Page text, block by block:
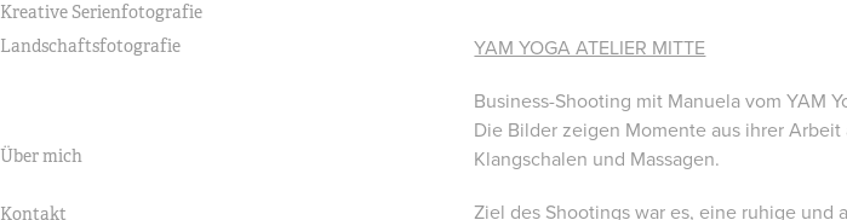
Kreative Serienfotografie
Landschaftsfotografie
Über mich
Kontakt
YAM YOGA ATELIER MITTE
Business-Shooting mit Manuela vom YAM
Die Bilder zeigen Momente aus ihrer
Klangschalen und Massagen.
Ziel des Shootings war es, eine ruhige